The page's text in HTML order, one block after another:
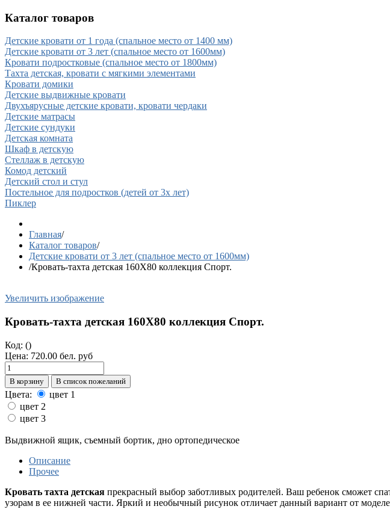
Каталог товаров
Детские кровати от 1 года (спальное место от 1400 мм)
Детские кровати от 3 лет (спальное место от 1600мм)
Кровати подростковые (спальное место от 1800мм)
Тахта детская, кровати с мягкими элементами
Кровати домики
Детские выдвижные кровати
Двухъярусные детские кровати, кровати чердаки
Детские матрасы
Детские сундуки
Детская комната
Шкаф в детскую
Стеллаж в детскую
Комод детский
Детский стол и стул
Постельное для подростков (детей от 3х лет)
Пиклер
Главная/
Каталог товаров/
Детские кровати от 3 лет (спальное место от 1600мм)
/Кровать-тахта детская 160Х80 коллекция Спорт.
Увеличить изображение
Кровать-тахта детская 160Х80 коллекция Спорт.
Код: ()
Цена: 720.00 бел. руб
В корзину В список пожеланий
Цвета:
цвет 1
цвет 2
цвет 3
Выдвижной ящик, съемный бортик, дно ортопедическое
Описание
Прочее
Кровать тахта детская прекрасный выбор заботливых родителей. Ваш ребенок сможет
узорам в ее нижней части. Яркий и необычный рисунок отличает данный вариант от